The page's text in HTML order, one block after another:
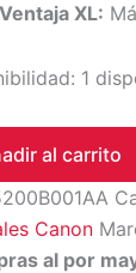
Ventaja XL:
1
al carrito
Canon
al por